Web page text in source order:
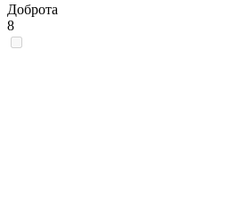
Доброта
8